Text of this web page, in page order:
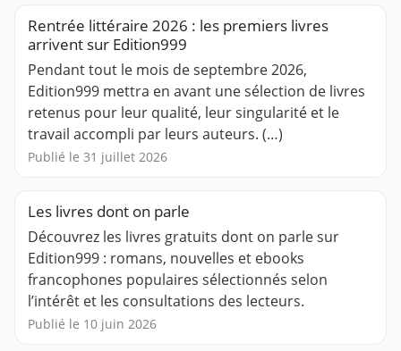
Rentrée littéraire 2026 : les premiers livres
arrivent sur Edition999
Pendant tout le mois de septembre 2026,
Edition999 mettra en avant une sélection de livres
retenus pour leur qualité, leur singularité et le
travail accompli par leurs auteurs. (…)
Publié le 31 juillet 2026
Les livres dont on parle
Découvrez les livres gratuits dont on parle sur
Edition999 : romans, nouvelles et ebooks
francophones populaires sélectionnés selon
l’intérêt et les consultations des lecteurs.
Publié le 10 juin 2026